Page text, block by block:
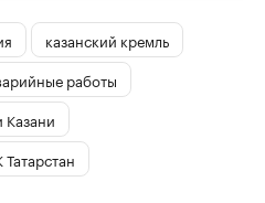
казанский кремль
работы
Казани
Татарстан